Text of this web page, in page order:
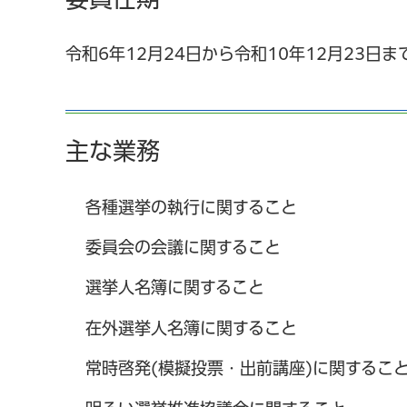
令和6年12月24日から令和10年12月23日ま
主な業務
各種選挙の執行に関すること
委員会の会議に関すること
選挙人名簿に関すること
在外選挙人名簿に関すること
常時啓発(模擬投票・出前講座)に関するこ